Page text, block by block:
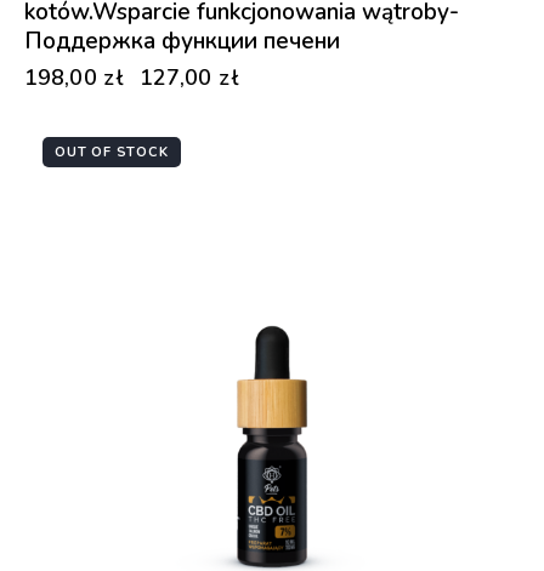
kotów.Wsparcie funkcjonowania wątroby-
Поддержка функции печени
198,00 zł 127,00 zł
OUT OF STOCK